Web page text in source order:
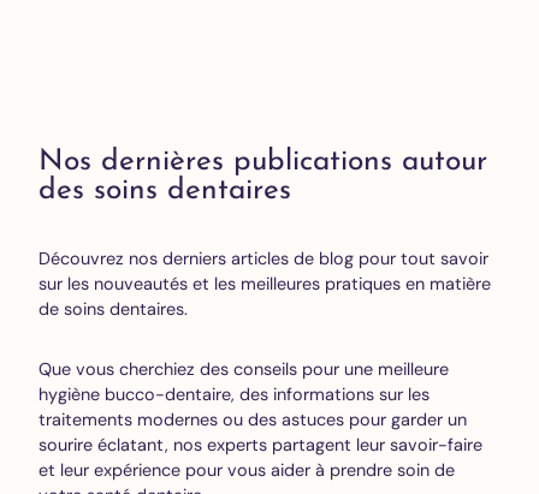
Nos dernières publications autour
des soins dentaires
Découvrez nos derniers articles de blog pour tout savoir
sur les nouveautés et les meilleures pratiques en matière
de soins dentaires.
Que vous cherchiez des conseils pour une meilleure
hygiène bucco-dentaire, des informations sur les
traitements modernes ou des astuces pour garder un
sourire éclatant, nos experts partagent leur savoir-faire
et leur expérience pour vous aider à prendre soin de